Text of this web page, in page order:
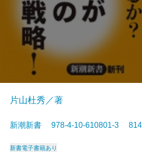
片山杜秀／著
新潮新書 978-4-10-610801-3
新書電子書籍あり